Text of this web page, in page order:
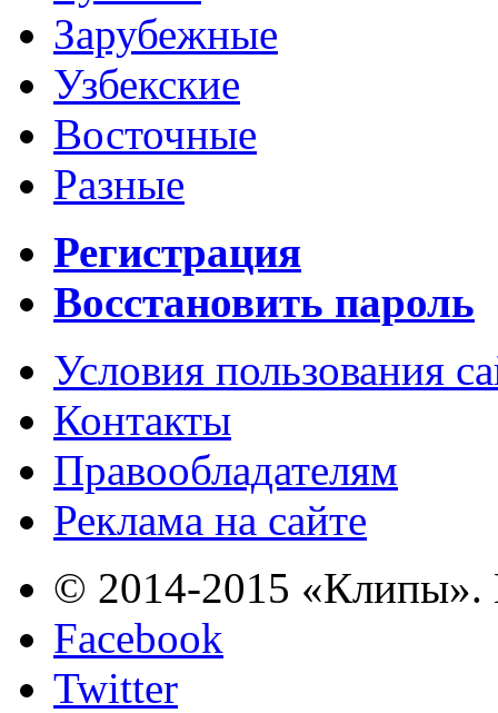
Зарубежные
Узбекские
Восточные
Разные
Регистрация
Восстановить пароль
Условия пользования
Контакты
Правообладателям
Реклама на сайте
© 2014-2015 «Клипы».
Facebook
Twitter